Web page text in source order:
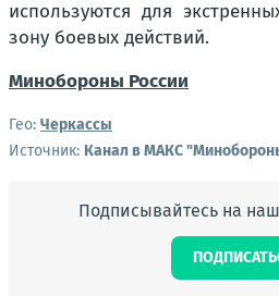
используются для
зону боевых действий.
Минобороны России
Гео: Черкассы
Источник: Канал в МАКС
Подписывайтесь на